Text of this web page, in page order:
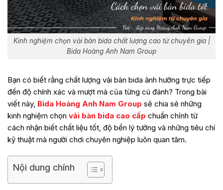
Kinh nghiệm chọn vải bàn bida chất lượng cao từ chuyên gia |
Bida Hoàng Anh Nam Group
Bạn có biết rằng chất lượng vải bàn bida ảnh hưởng trực tiếp
đến độ chính xác và mượt mà của từng cú đánh? Trong bài
viết này, Bida Hoàng Anh Nam Group sẽ chia sẻ những
kinh nghiệm chọn vải bàn bida cao cấp chuẩn chỉnh từ
cách nhận biết chất liệu tốt, độ bền lý tưởng và những tiêu chí
kỹ thuật mà người chơi chuyên nghiệp luôn quan tâm.
Nội dung chính